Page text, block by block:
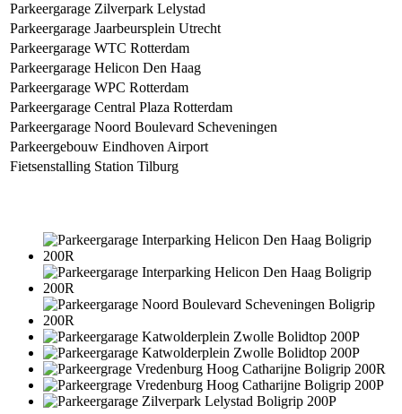
Parkeergarage Zilverpark Lelystad
Parkeergarage Jaarbeursplein Utrecht
Parkeergarage WTC Rotterdam
Parkeergarage Helicon Den Haag
Parkeergarage WPC Rotterdam
Parkeergarage Central Plaza Rotterdam
Parkeergarage Noord Boulevard Scheveningen
Parkeergebouw Eindhoven Airport
Fietsenstalling Station Tilburg